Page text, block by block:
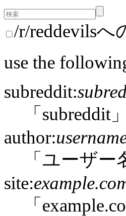
/r/reddevilsへ
use the
subreddit:
「
author:
「ユーザ
site:
「